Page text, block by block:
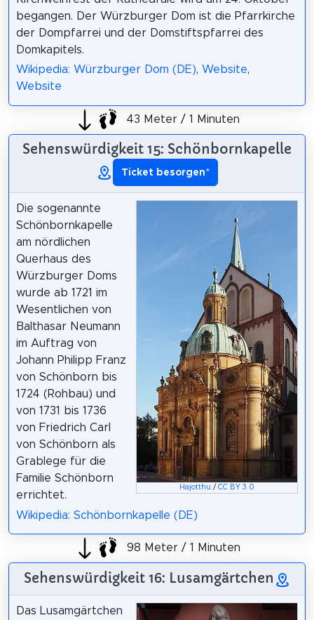
begangen. Der Würzburger Dom ist die Pfarrkirche
der Dompfarrei und der Domstiftspfarrei des
Domkapitels.
Wikipedia: Würzburger Dom (DE), Website,
Website
43 Meter / 1 Minuten
Sehenswürdigkeit 15: Schönbornkapelle
Ticket besorgen*
Hajotthu /CC BY 3.0
Die sogenannte
Schönbornkapelle
am nördlichen
Querhaus des
Würzburger Doms
wurde ab 1721 im
Wesentlichen von
Balthasar Neumann
im Auftrag von
Johann Philipp Franz
von Schönborn bis
1724 (Rohbau) und
von 1731 bis 1736
von Friedrich Carl
von Schönborn als
Grablege für die
Familie Schönborn
errichtet.
Wikipedia: Schönbornkapelle (DE)
98 Meter / 1 Minuten
Sehenswürdigkeit 16: Lusamgärtchen
Das Lusamgärtchen